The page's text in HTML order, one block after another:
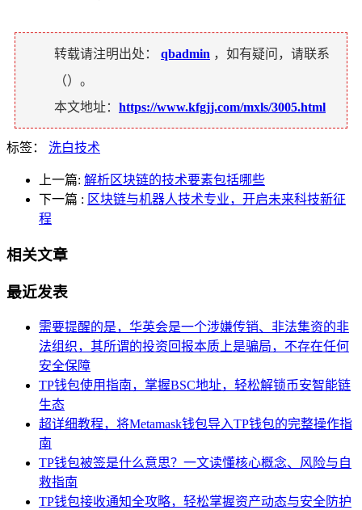
转载请注明出处： qbadmin ，如有疑问，请联系
（）。
本文地址： https://www.kfgjj.com/mxls/3005.html
标签： 洗白技术
上一篇: 解析区块链的技术要素包括哪些
下一篇 : 区块链与机器人技术专业，开启未来科技新征
程
相关文章
最近发表
需要提醒的是，华英会是一个涉嫌传销、非法集资的非
法组织，其所谓的投资回报本质上是骗局，不存在任何
安全保障
TP钱包使用指南，掌握BSC地址，轻松解锁币安智能链
生态
超详细教程，将Metamask钱包导入TP钱包的完整操作指
南
TP钱包被签是什么意思？一文读懂核心概念、风险与自
救指南
TP钱包接收通知全攻略，轻松掌握资产动态与安全防护